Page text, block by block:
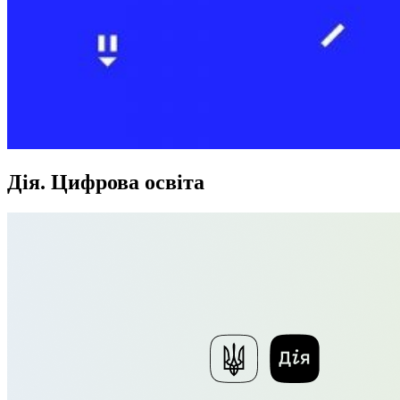
Дія. Цифрова освіта